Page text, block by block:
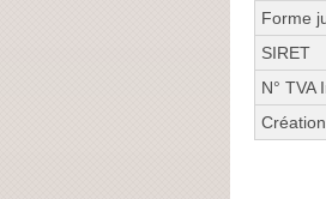
Forme
SIRET
N° TVA
Création